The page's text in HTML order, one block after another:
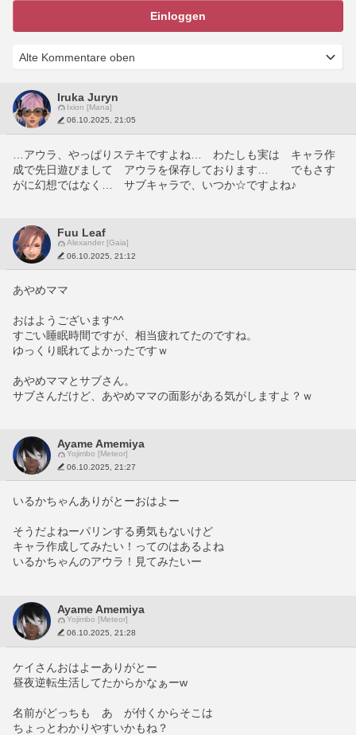
Einloggen
Iruka Juryn
Ixion [Mana]
06.10.2025, 21:05
…アウラ、やっぱりステキですよね…　わたしも実は　キャラ作
成で先日遊びまして　アウラを保存しております…　　でもさす
がに幻想ではなく…　サブキャラで、いつか☆ですよね♪
Fuu Leaf
Alexander [Gaia]
06.10.2025, 21:12
あやめママ
おはようございます^^
すごい睡眠時間ですが、相当疲れてたのですね。
ゆっくり眠れてよかったですｗ
あやめママとサブさん。
サブさんだけど、あやめママの面影がある気がしますよ？ｗ
Ayame Amemiya
Yojimbo [Meteor]
06.10.2025, 21:27
いるかちゃんありがとーおはよー
そうだよねーパリンする勇気もないけど
キャラ作成してみたい！ってのはあるよね
いるかちゃんのアウラ！見てみたいー
Ayame Amemiya
Yojimbo [Meteor]
06.10.2025, 21:28
ケイさんおはよーありがとー
昼夜逆転生活してたからかなぁーw
名前がどっちも　あ　が付くからそこは
ちょっとわかりやすいかもね？